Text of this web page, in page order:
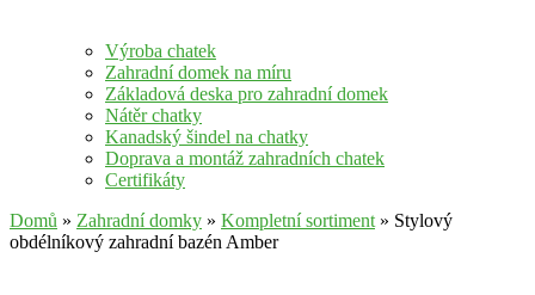
Výroba chatek
Zahradní domek na míru
Základová deska pro zahradní domek
Nátěr chatky
Kanadský šindel na chatky
Doprava a montáž zahradních chatek
Certifikáty
Domů » Zahradní domky » Kompletní sortiment » Stylový
obdélníkový zahradní bazén Amber